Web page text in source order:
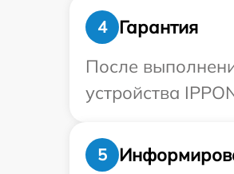
4
Гарантия
После
устройства
5